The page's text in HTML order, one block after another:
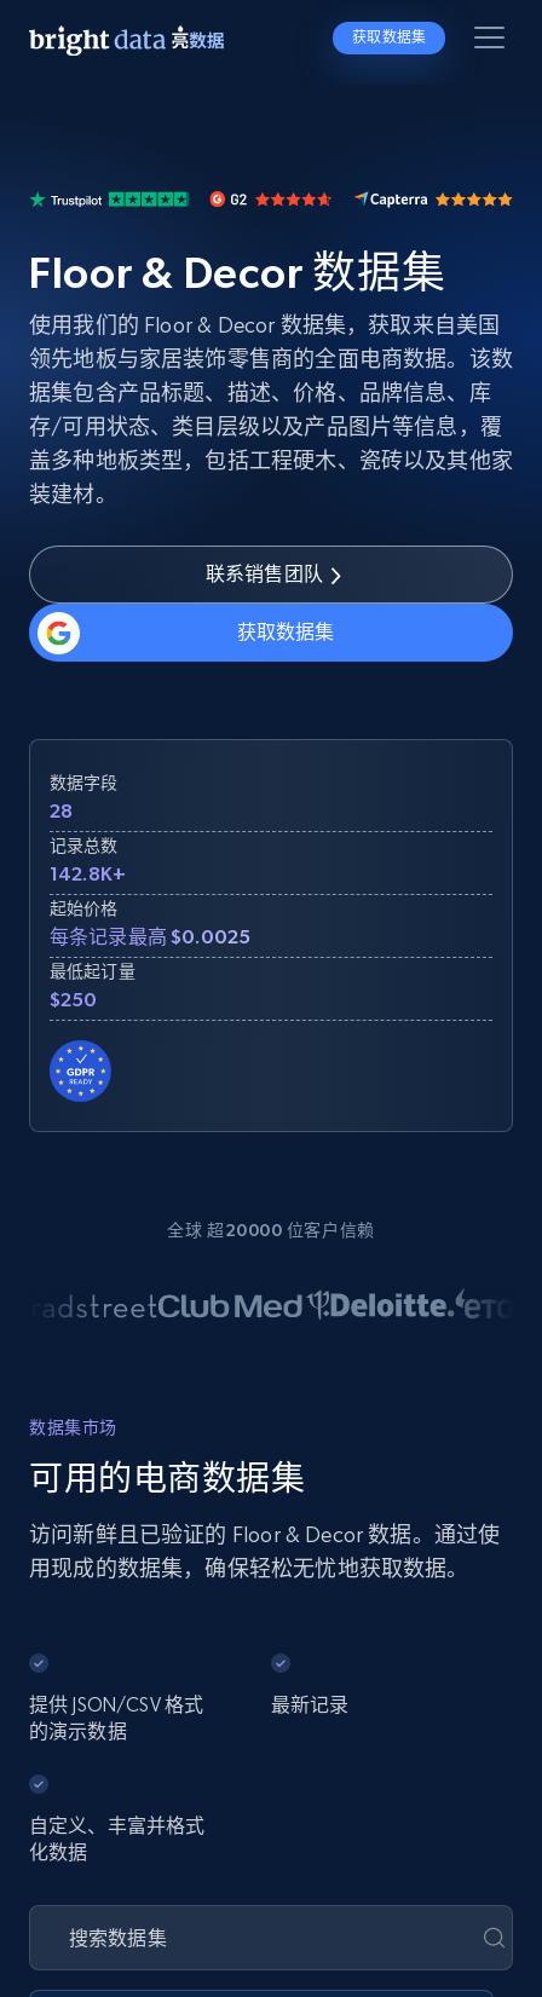
获取数据集
Floor & Decor 数据集
使用我们的 Floor & Decor 数据集，获取来自美国
领先地板与家居装饰零售商的全面电商数据。该数
据集包含产品标题、描述、价格、品牌信息、库
存/可用状态、类目层级以及产品图片等信息，覆
盖多种地板类型，包括工程硬木、瓷砖以及其他家
装建材。
联系销售团队
获取数据集
数据字段
28
记录总数
142.8K+
起始价格
每条记录最高 $0.0025
最低起订量
$250
全球 超20000 位客户信赖
数据集市场
可用的电商数据集
访问新鲜且已验证的 Floor & Decor 数据。通过使
用现成的数据集，确保轻松无忧地获取数据。
提供 JSON/CSV 格式
的演示数据
最新记录
自定义、丰富并格式
化数据